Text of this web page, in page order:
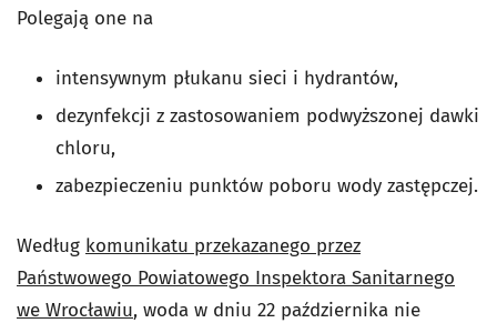
Polegają one na
intensywnym płukanu sieci i hydrantów,
dezynfekcji z zastosowaniem podwyższonej dawki
chloru,
zabezpieczeniu punktów poboru wody zastępczej.
Według komunikatu przekazanego przez
Państwowego Powiatowego Inspektora Sanitarnego
we Wrocławiu, woda w dniu 22 października nie